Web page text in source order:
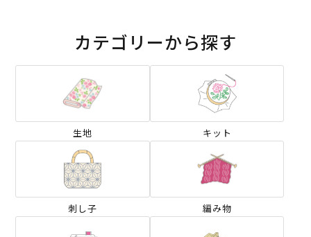
カテゴリーから探す
生地 キット
刺し子 編み物